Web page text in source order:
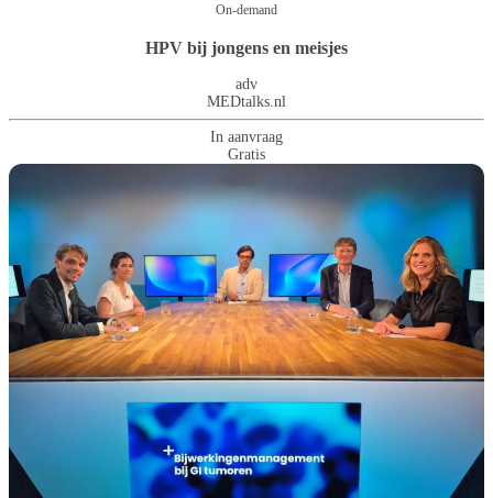
On-demand
HPV bij jongens en meisjes
adv
MEDtalks.nl
In aanvraag
Gratis